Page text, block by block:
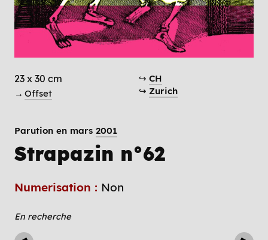
23 x 30 cm
→ Offset
↪ CH
↪ Zurich
Parution en mars 2001
Strapazin n°62
Numerisation : Non
En recherche